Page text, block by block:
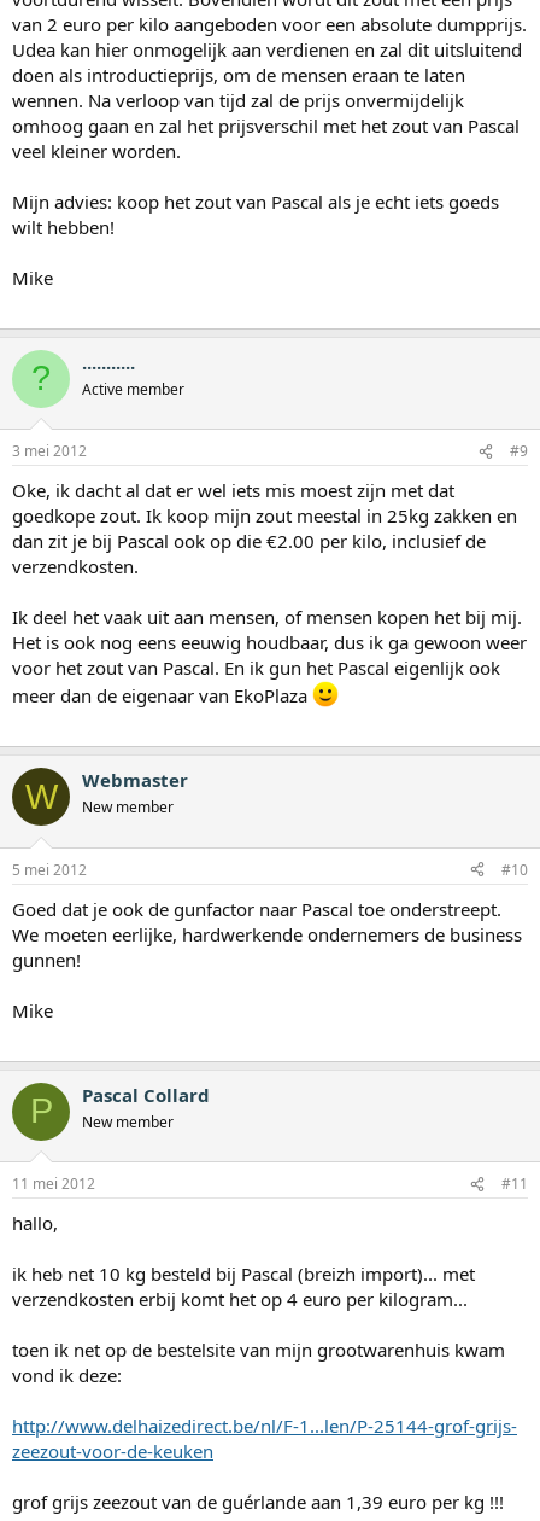
van 2 euro per kilo aangeboden voor een absolute dumpprijs.
Udea kan hier onmogelijk aan verdienen en zal dit uitsluitend
doen als introductieprijs, om de mensen eraan te laten
wennen. Na verloop van tijd zal de prijs onvermijdelijk
omhoog gaan en zal het prijsverschil met het zout van Pascal
veel kleiner worden.
Mijn advies: koop het zout van Pascal als je echt iets goeds
wilt hebben!
Mike
? ...........
Active member
3 mei 2012 #9
Oke, ik dacht al dat er wel iets mis moest zijn met dat
goedkope zout. Ik koop mijn zout meestal in 25kg zakken en
dan zit je bij Pascal ook op die €2.00 per kilo, inclusief de
verzendkosten.
Ik deel het vaak uit aan mensen, of mensen kopen het bij mij.
Het is ook nog eens eeuwig houdbaar, dus ik ga gewoon weer
voor het zout van Pascal. En ik gun het Pascal eigenlijk ook
meer dan de eigenaar van EkoPlaza
W Webmaster
New member
5 mei 2012 #10
Goed dat je ook de gunfactor naar Pascal toe onderstreept.
We moeten eerlijke, hardwerkende ondernemers de business
gunnen!
Mike
P Pascal Collard
New member
11 mei 2012 #11
hallo,
ik heb net 10 kg besteld bij Pascal (breizh import)... met
verzendkosten erbij komt het op 4 euro per kilogram...
toen ik net op de bestelsite van mijn grootwarenhuis kwam
vond ik deze:
http://www.delhaizedirect.be/nl/F-1...len/P-25144-grof-grijs-
zeezout-voor-de-keuken
grof grijs zeezout van de guérlande aan 1,39 euro per kg !!!